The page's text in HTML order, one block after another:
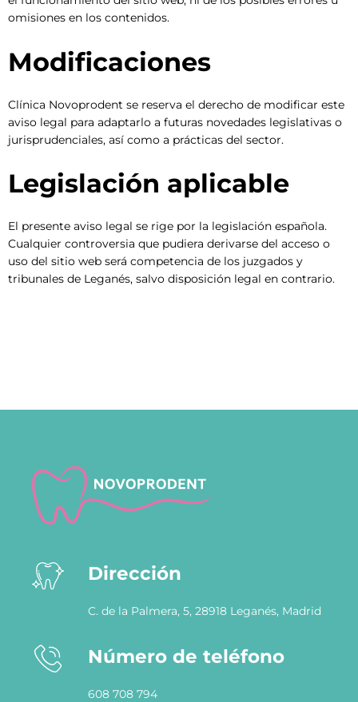
omisiones en los contenidos.
Modificaciones
Clínica Novoprodent se reserva el derecho de modificar este
aviso legal para adaptarlo a futuras novedades legislativas o
jurisprudenciales, así como a prácticas del sector.
Legislación aplicable
El presente aviso legal se rige por la legislación española.
Cualquier controversia que pudiera derivarse del acceso o
uso del sitio web será competencia de los juzgados y
tribunales de Leganés, salvo disposición legal en contrario.
Dirección
C. de la Palmera, 5, 28918 Leganés, Madrid
Número de teléfono
608 708 794